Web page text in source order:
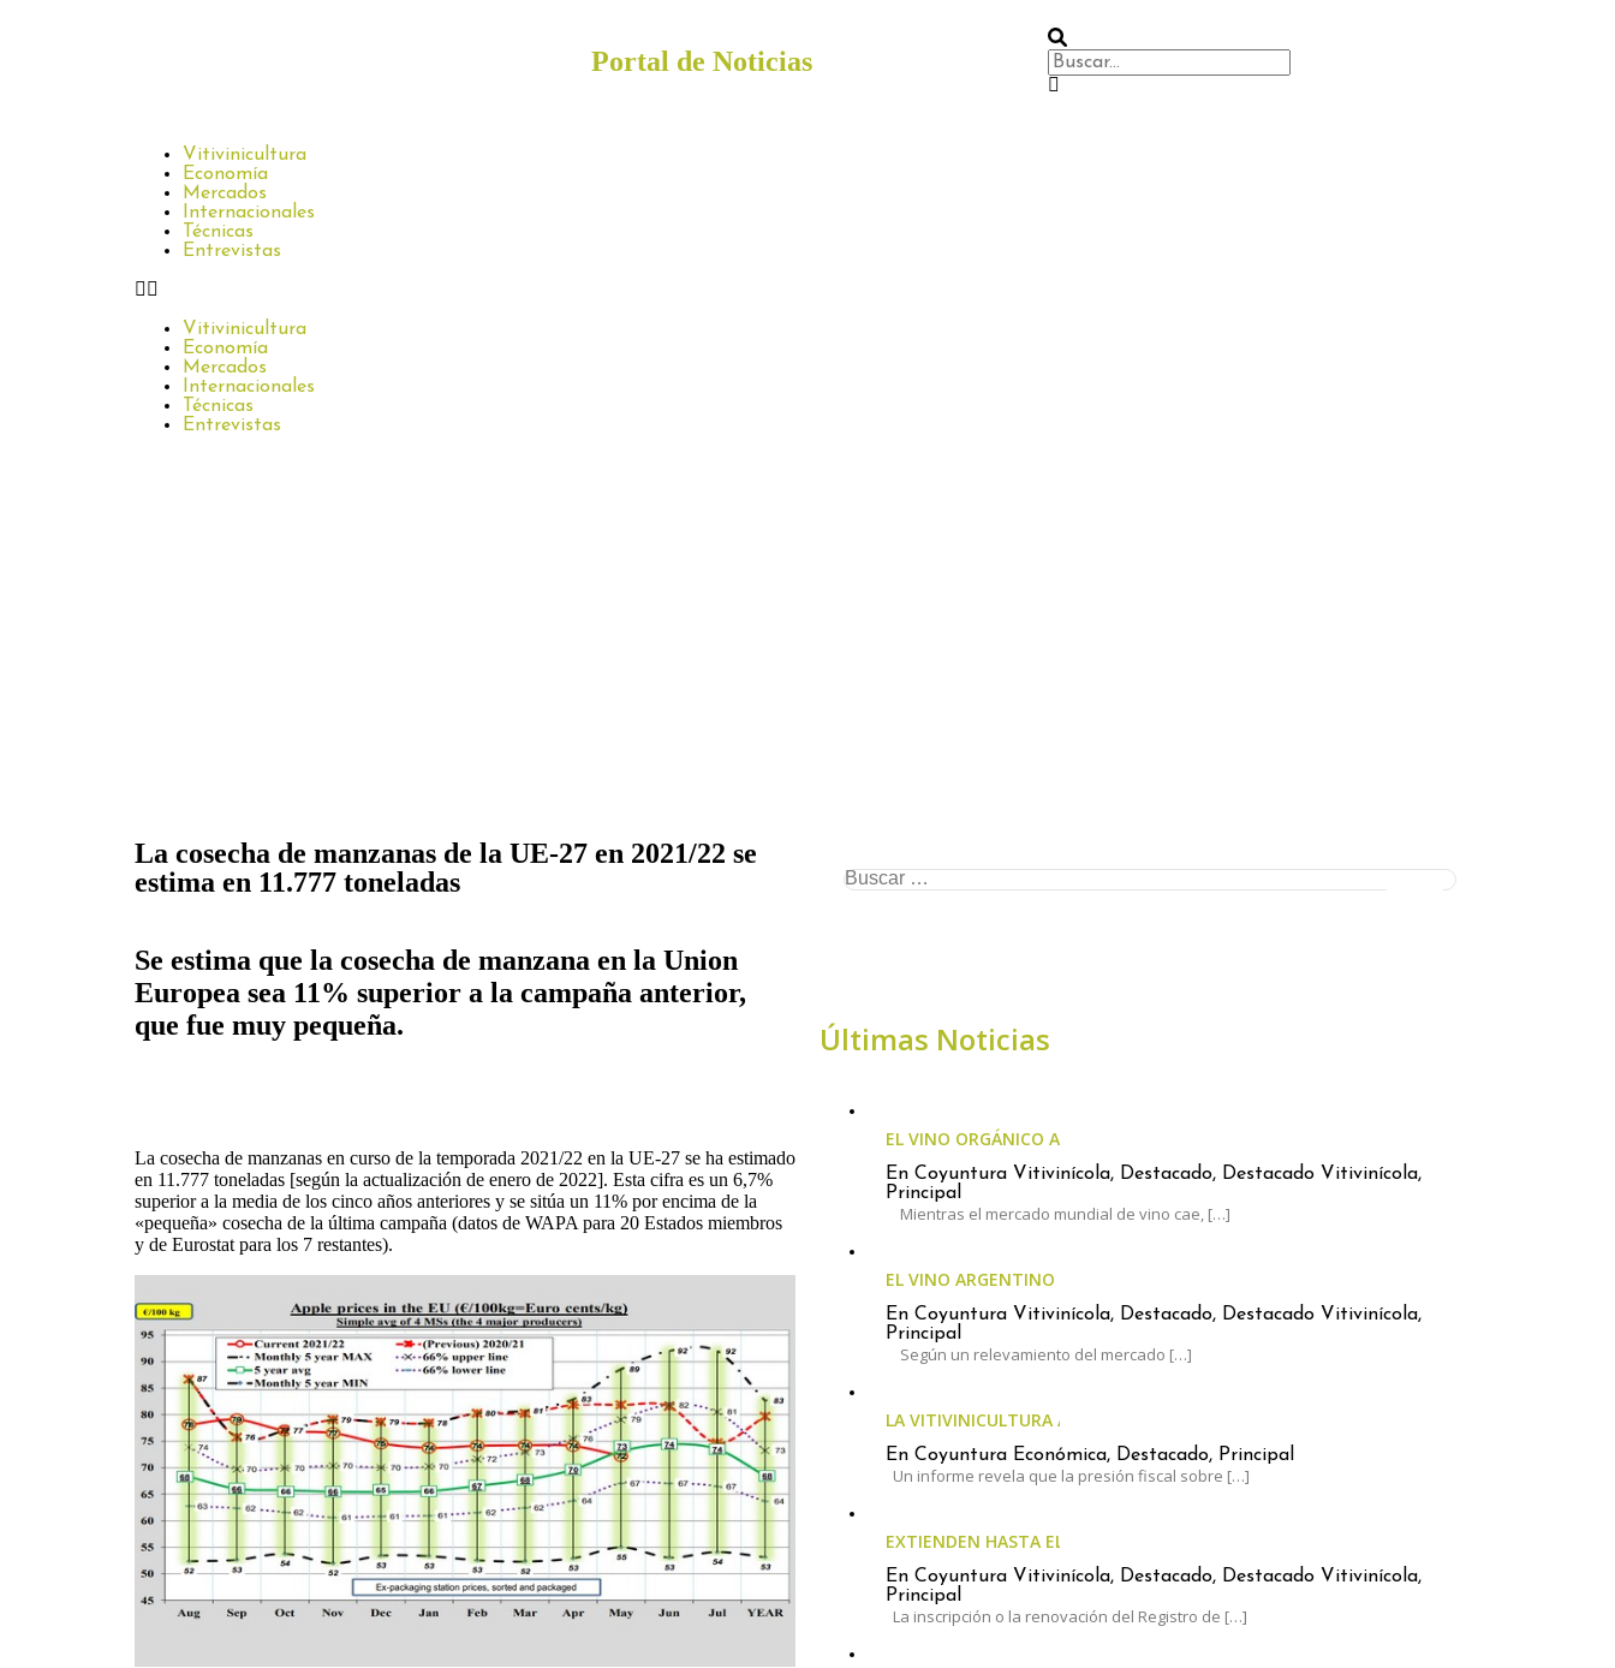
Portal de Noticias
Vitivinicultura
Economía
Mercados
Internacionales
Técnicas
Entrevistas
Vitivinicultura
Economía
Mercados
Internacionales
Técnicas
Entrevistas
La cosecha de manzanas de la UE-27 en 2021/22 se
estima en 11.777 toneladas
Se estima que la cosecha de manzana en la Union
Europea sea 11% superior a la campaña anterior,
que fue muy pequeña.
La cosecha de manzanas en curso de la temporada 2021/22 en la UE-27 se ha estimado
en 11.777 toneladas [según la actualización de enero de 2022]. Esta cifra es un 6,7%
superior a la media de los cinco años anteriores y se sitúa un 11% por encima de la
«pequeña» cosecha de la última campaña (datos de WAPA para 20 Estados miembros
y de Eurostat para los 7 restantes).
Últimas Noticias
EL VINO ORGÁNICO ARGENTINO CRECE A CONTRAMANO DEL CONSUMO GLOBAL
En Coyuntura Vitivinícola, Destacado, Destacado Vitivinícola,
Principal
Mientras el mercado mundial de vino cae, […]
EL VINO ARGENTINO AUMENTÓ MENOS QUE LA INFLACIÓN
En Coyuntura Vitivinícola, Destacado, Destacado Vitivinícola,
Principal
Según un relevamiento del mercado […]
LA VITIVINICULTURA ARGENTINA, AL LÍMITE: EL ESTADO SE LLEVA EL 62% DE SUS
En Coyuntura Económica, Destacado, Principal
Un informe revela que la presión fiscal sobre […]
EXTIENDEN HASTA EL 30 DE JUNIO EL PLAZO PARA ACTUALIZAR EL RUT-SIA
En Coyuntura Vitivinícola, Destacado, Destacado Vitivinícola,
Principal
La inscripción o la renovación del Registro de […]